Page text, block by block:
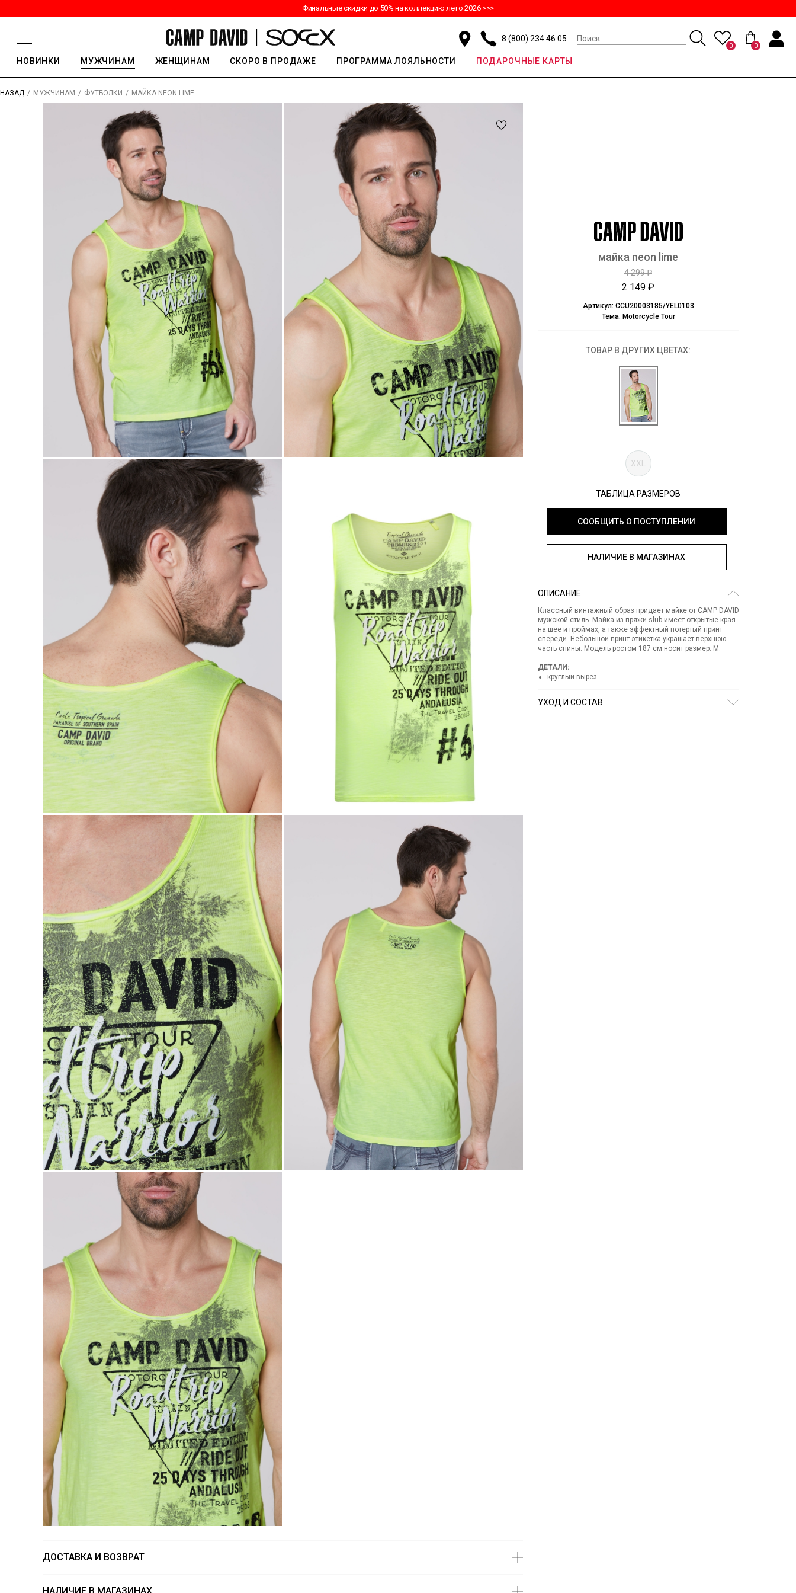
Финальные скидки до 50% на коллекцию лето 2026 >>>
8 (800) 234 46 05
0 0
НОВИНКИ МУЖЧИНАМ ЖЕНЩИНАМ СКОРО В ПРОДАЖЕ ПРОГРАММА ЛОЯЛЬНОСТИ ПОДАРОЧНЫЕ КАРТЫ
НАЗАД / МУЖЧИНАМ / ФУТБОЛКИ / МАЙКА NEON LIME
ДОСТАВКА И ВОЗВРАТ
НАЛИЧИЕ В МАГАЗИНАХ
майка neon lime
4 299 ₽
2 149 ₽
Артикул: CCU20003185/YEL0103
Тема: Motorcycle Tour
ТОВАР В ДРУГИХ ЦВЕТАХ:
XXL
ТАБЛИЦА РАЗМЕРОВ
СООБЩИТЬ О ПОСТУПЛЕНИИ
НАЛИЧИЕ В МАГАЗИНАХ
ОПИСАНИЕ
Классный винтажный образ придает майке от CAMP DAVID
мужской стиль. Майка из пряжи slub имеет открытые края
на шее и проймах, а также эффектный потертый принт
спереди. Небольшой принт-этикетка украшает верхнюю
часть спины. Модель ростом 187 см носит размер. М.
ДЕТАЛИ:
круглый вырез
УХОД И СОСТАВ